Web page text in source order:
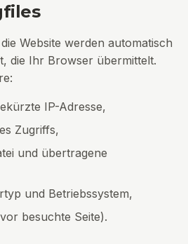
Website werden automatisch
die Ihr Browser übermittelt.
IP-Adresse,
Zugriffs,
und übertragene
und Betriebssystem,
besuchte Seite).